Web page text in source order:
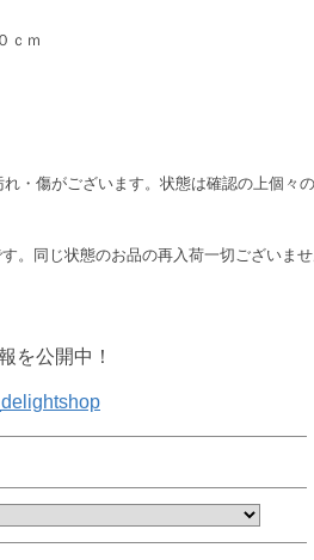
ｃｍ
・傷がございます。状態は確認の上個々
。同じ状態のお品の再入荷一切ございま
を公開中！